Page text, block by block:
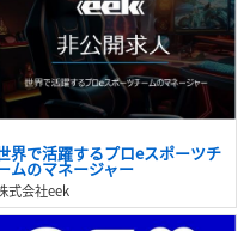
界で活躍するプロeスポーツチ
ムのマネージャー
式会社eek